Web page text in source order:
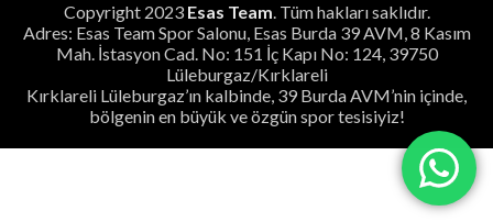
Copyright 2023 Esas Team. Tüm hakları saklıdır.
Adres: Esas Team Spor Salonu, Esas Burda 39 AVM, 8 Kasım
Mah. İstasyon Cad. No: 151 İç Kapı No: 124, 39750
Lüleburgaz/Kırklareli
Kırklareli Lüleburgaz’ın kalbinde, 39 Burda AVM’nin içinde,
bölgenin en büyük ve özgün spor tesisiyiz!